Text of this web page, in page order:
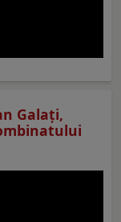
Galaţi,